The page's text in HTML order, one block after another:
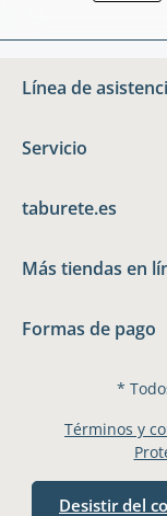
Línea de
Servicio
taburete.es
Más tiendas en
Formas de pago
*
Desistir del
Términos y